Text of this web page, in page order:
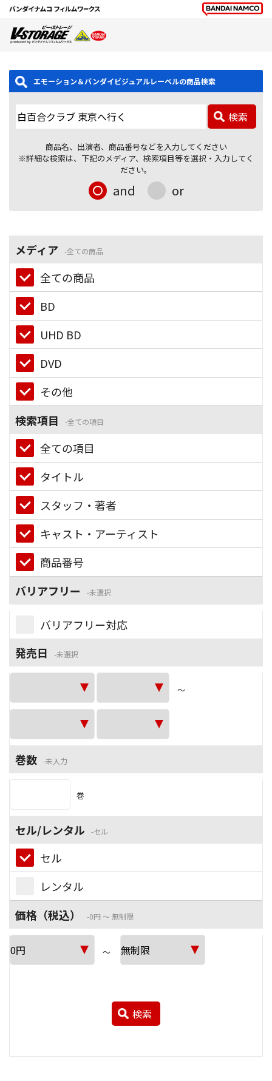
エモーション＆バンダイビジュアルレーベルの商品検索
検索
商品名、出演者、商品番号などを入力してください
※詳細な検索は、下記のメディア、検索項目等を選択・入力してく
ださい。
and or
メディア 全ての商品
全ての商品
BD
UHD BD
DVD
その他
検索項目
全ての項目
全ての項目
タイトル
スタッフ・著者
キャスト・アーティスト
商品番号
バリアフリー
未選択
バリアフリー対応
発売日
未選択
～
巻数 未入力
巻
セル/レンタル セル
セル
レンタル
価格（税込）
0円 ～ 無制限
～
検索